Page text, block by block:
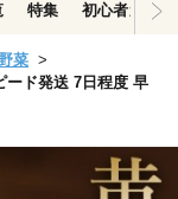
特集 初心者ガイド
菜
ード発送 7日程度 早